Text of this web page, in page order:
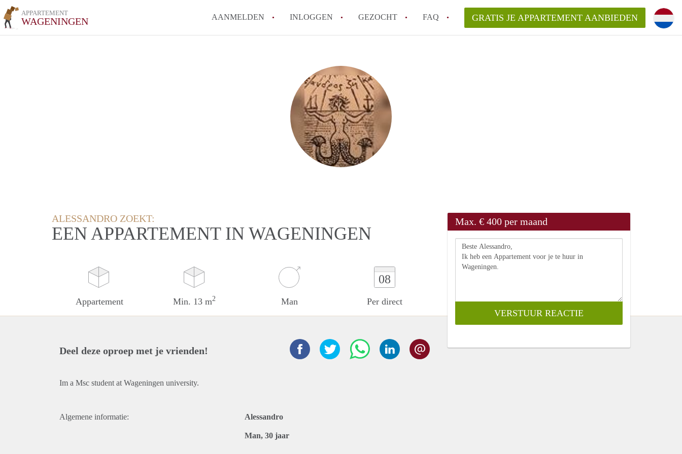
APPARTEMENT
WAGENINGEN AANMELDEN INLOGGEN GEZOCHT FAQ
How to translate AppartementWageningen!
Berekent AppartementWageningen
makelaarsvergoeding/bemiddelingsvergoeding?
Wat is AppartementWageningen?
Wat is de privacyverklaring van AppartementWageningen?
Is AppartementWageningen verantwoordelijk voor het aangeboden
Appartement / Appartementen in Wageningen?
Alle veelgestelde vragen
GRATIS JE APPARTEMENT AANBIEDEN
ALESSANDRO ZOEKT:
EEN APPARTEMENT IN WAGENINGEN
Appartement Min. 13 m2 Man
08
Per direct
Max. € 400 per maand
Deel deze oproep met je vrienden!
Im a Msc student at Wageningen university.
Algemene informatie: Alessandro
Man, 30 jaar